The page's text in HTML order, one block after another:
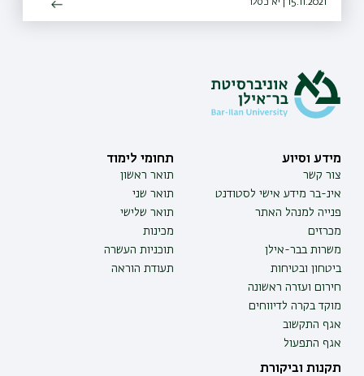
15.11.2021 | יא כסלו
מידע וסיוע
צור קשר
אינ-בר מידע אישי לסטודנט
פנייה למנהל האתר
מכרזים
משרות בבר-אילן
ביטחון ובטיחות
חירום ועזרה ראשונה
מוקד בקרה לדיווחים
אגף התקשוב
אגף התפעול
תחומי לימוד
תואר ראשון
תואר שני
תואר שלישי
מכינות
תוכניות העשרה
תעודת הוראה
תקנות וביקורת